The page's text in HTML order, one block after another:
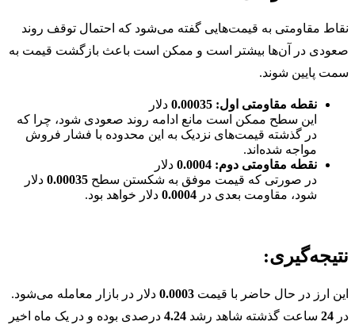
نقاط مقاومتی به قیمت‌هایی گفته می‌شود که احتمال توقف روند
صعودی در آن‌ها بیشتر است و ممکن است باعث بازگشت قیمت به
سمت پایین شوند.
نقطه مقاومتی اول: 0.00035 دلار
این سطح ممکن است مانع ادامه روند صعودی شود، چرا که
در گذشته قیمت‌های نزدیک به این محدوده با فشار فروش
مواجه شده‌اند.
نقطه مقاومتی دوم: 0.0004 دلار
در صورتی که قیمت موفق به شکستن سطح 0.00035 دلار
شود، مقاومت بعدی در 0.0004 دلار خواهد بود.
نتیجه‌گیری:
این ارز در حال حاضر با قیمت 0.0003 دلار در بازار معامله می‌شود.
در 24 ساعت گذشته شاهد رشد 4.24 درصدی بوده و در یک ماه اخیر